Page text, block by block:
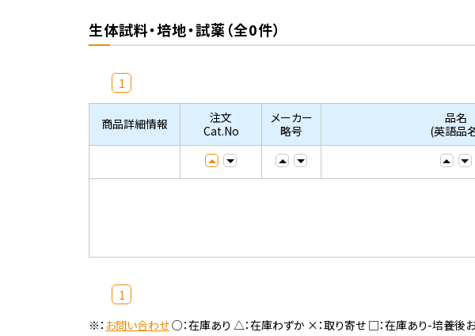
生体試料・培地・試薬（全0件）
1
商品詳細情報
注文
Cat.No
メーカー
略号
品名
(英語品
1
※： お問い合わせ○：在庫あり △：在庫わずか ×：取り寄せ □：在庫あり-培養後